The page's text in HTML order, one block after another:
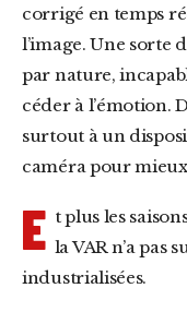
corrigé en temps
l’image. Une
par nature,
céder à l’émotion.
surtout à un
caméra pour
E t plus les
la VAR n’a pas
industrialisées.